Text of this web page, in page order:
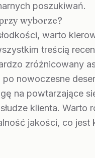
poszukiwań.
wyborze?
warto
treścią
zróżnicowany
nowoczesne
na powtarzające
klienta. Warto
jakości, co jest